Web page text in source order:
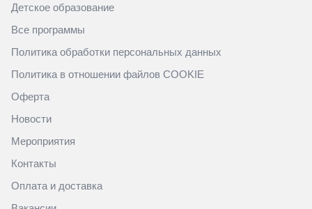
Детское образование
Все программы
Политика обработки персональных данных
Политика в отношении файлов COOKIE
Оферта
Новости
Мероприятия
Контакты
Оплата и доставка